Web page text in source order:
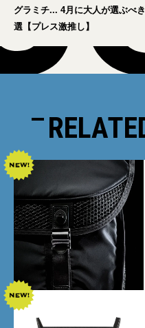
グラミチ... 4月に大人が選ぶべ
選【プレス激推し】